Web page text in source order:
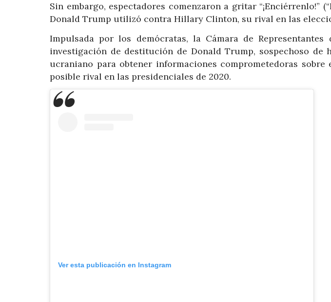
Sin embargo, espectadores comenzaron a gritar “¡Enciérrenlo!”
Donald Trump utilizó contra Hillary Clinton, su rival en las
Impulsada por los demócratas, la Cámara de
investigación de destitución de Donald Trump, sospechoso de
ucraniano para obtener informaciones comprometedoras sobre
posible rival en las presidenciales de 2020.
Ver esta publicación en Instagram